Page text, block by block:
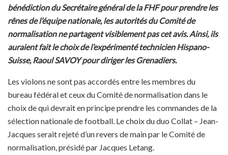
bénédiction du Secrétaire général de la FHF pour prendre les
rênes de l’équipe nationale, les autorités du Comité de
normalisation ne partagent visiblement pas cet avis. Ainsi, ils
auraient fait le choix de l’expérimenté technicien Hispano-
Suisse, Raoul SAVOY pour diriger les Grenadiers.
Les violons ne sont pas accordés entre les membres du
bureau fédéral et ceux du Comité de normalisation dans le
choix de qui devrait en principe prendre les commandes de la
sélection nationale de football. Le choix du duo Collat – Jean-
Jacques serait rejeté d’un revers de main par le Comité de
normalisation, présidé par Jacques Letang.